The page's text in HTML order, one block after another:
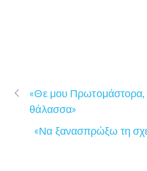
«Θε μου Πρωτομάστορα,
θάλασσα»
«Να ξανασπρώξω τη